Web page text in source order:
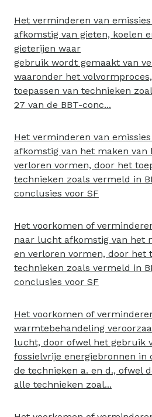
Het verminderen van
afkomstig van gieten, koelen
gieterijen waar
gebruik wordt gemaakt van
waaronder het
toepassen van technieken
27 van de BBT-conc...
Het verminderen van
afkomstig van het maken van
verloren vormen, door het
technieken zoals vermeld in
conclusies voor SF
Het voorkomen of
naar lucht afkomstig van het
en verloren vormen, door het
technieken zoals vermeld in
conclusies voor SF
Het voorkomen of
warmtebehandeling
lucht, door ofwel het gebruik
fossielvrije energiebronnen in
de technieken a. en d., ofwel
alle technieken zoal...